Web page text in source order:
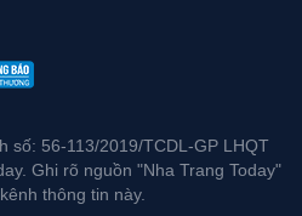
số: 56-113/2019/TCDL-GP LHQT
Ghi rõ nguồn "Nha Trang Today"
thông tin này.